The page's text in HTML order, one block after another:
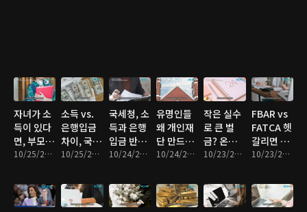
자녀가 소
득이 있다
면, 부모가
꼭 챙겨야
10/25/2024 • 4분
소득 vs.
은행입금
차이, 국세
청 질문 이
10/25/2024 • 4분
국세청, 소
득과 은행
입금 반드
시 본다 10/24/2024 • 4분
유명인들
왜 개인재
단 만드
나?
10/24/2024 • 5분
작은 실수
로 큰 벌
금? 온라
인 세금 납
10/23/2024 • 5분
FBAR vs
FATCA 헷
갈리면 벌
금 폭탄!10/23/2024 • 4분